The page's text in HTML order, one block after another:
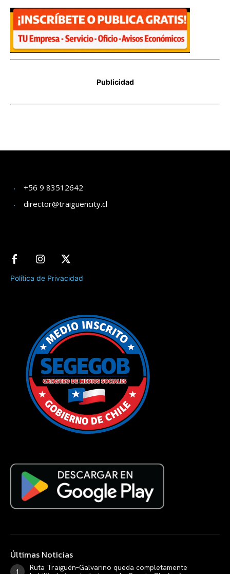
+56 9 83512642
director@traiguencity.cl
Política de Privacidad
Últimas Noticias
Ruta Traiguén–Galvarino queda completamente